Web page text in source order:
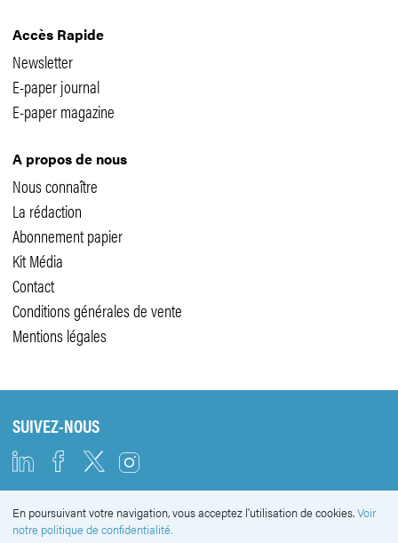
Accès Rapide
Newsletter
E-paper journal
E-paper magazine
A propos de nous
Nous connaître
La rédaction
Abonnement papier
Kit Média
Contact
Conditions générales de vente
Mentions légales
SUIVEZ-NOUS
NEWSLETTER
En poursuivant votre navigation, vous acceptez l'utilisation de cookies.Voir
notre politique de confidentialité.